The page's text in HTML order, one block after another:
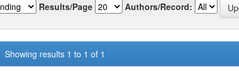
Results/Page Authors/Record:
Showing results 1 to 1 of 1